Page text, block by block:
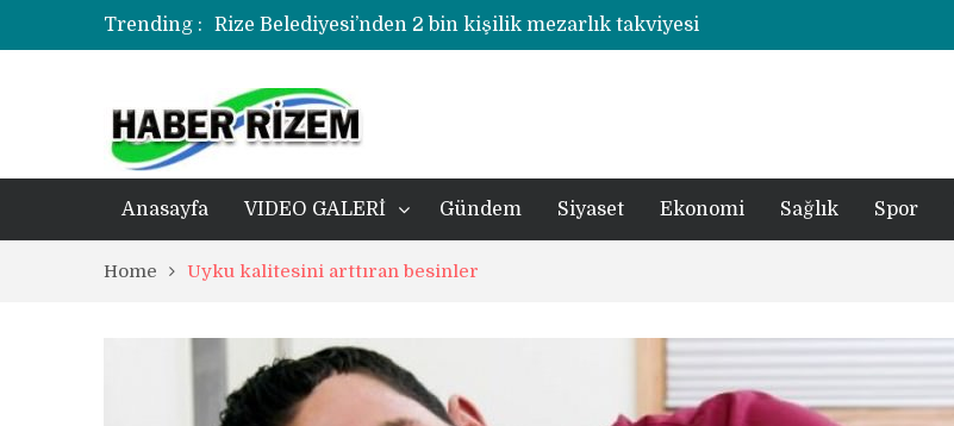
Trending :
Rize Belediyesi’nden 2 bin kişilik mezarlık takviyesi
Rize’de otizmli öğrencilerin eğitim gördüğü ahşap hobi atölyesine çarpan araç hasara neden oldu
Üzerine kale direği düşen minik futbolcu yiğit böyle uğurlandı
Rize’de uyuşturucu operasyonunda 1 şüpheli tutuklandı
Anasayfa VIDEO GALERİ Gündem Siyaset Ekonomi Sağlık Spor
Home Uyku kalitesini arttıran besinler